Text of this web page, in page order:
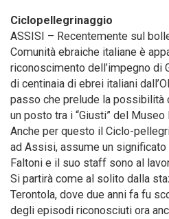
Ciclopellegrinaggio
ASSISI – Recentemente sul
Comunità ebraiche italiane è
riconoscimento dell’impegno di
di centinaia di ebrei italiani
passo che prelude la possibilità
un posto tra i “Giusti” del Museo
Anche per questo il Ciclo-
ad Assisi, assume un
Faltoni e il suo staff sono al
Si partirà come al solito dalla
Terontola, dove due anni fa fu
degli episodi riconosciuti ora